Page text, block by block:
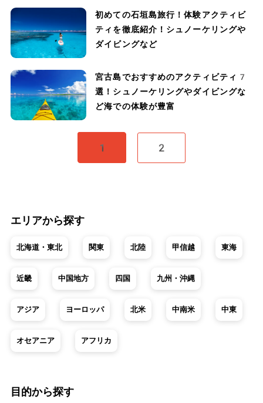
初めての石垣島旅行！体験アクティビ
ティを徹底紹介！シュノーケリングや
ダイビングなど
宮古島でおすすめのアクティビティ7
選！シュノーケリングやダイビングな
ど海での体験が豊富
1 2
エリアから探す
北海道・東北 関東 北陸 甲信越 東海
近畿 中国地方 四国 九州・沖縄
アジア ヨーロッパ 北米 中南米 中東
オセアニア アフリカ
目的から探す